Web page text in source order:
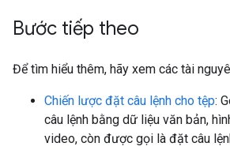
Bước tiếp theo
Để tìm hiểu thêm, hãy xem các tài
Chiến lược đặt câu lệnh cho tệp:
câu lệnh bằng dữ liệu văn bản,
video, còn được gọi là đặt câu